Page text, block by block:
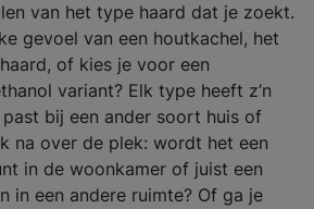
van het type haard dat je zoekt.
gevoel van een houtkachel, het
of kies je voor een
variant? Elk type heeft z’n
bij een ander soort huis of
na over de plek: wordt het een
in de woonkamer of juist een
in een andere ruimte? Of ga je